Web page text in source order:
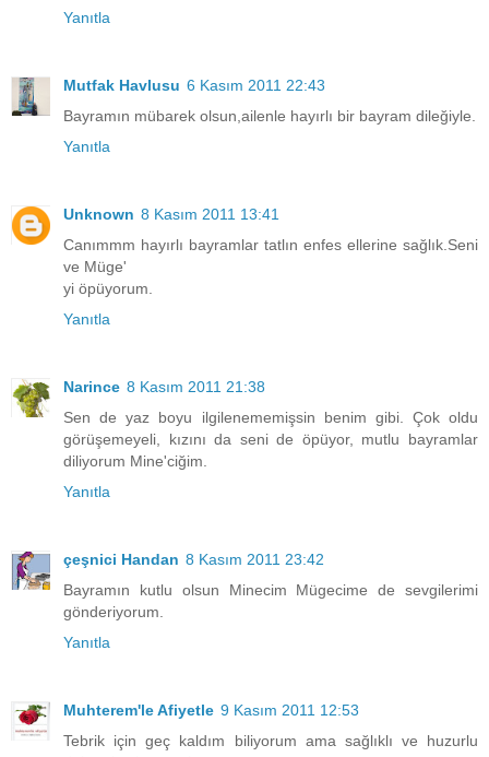
Yanıtla
Mutfak Havlusu 6 Kasım 2011 22:43
Bayramın mübarek olsun,ailenle hayırlı bir bayram dileğiyle.
Yanıtla
Unknown 8 Kasım 2011 13:41
Canımmm hayırlı bayramlar tatlın enfes ellerine sağlık.Seni
ve Müge'
yi öpüyorum.
Yanıtla
Narince 8 Kasım 2011 21:38
Sen de yaz boyu ilgilenememişsin benim gibi. Çok oldu
görüşemeyeli, kızını da seni de öpüyor, mutlu bayramlar
diliyorum Mine'ciğim.
Yanıtla
çeşnici Handan 8 Kasım 2011 23:42
Bayramın kutlu olsun Minecim Mügecime de sevgilerimi
gönderiyorum.
Yanıtla
Muhterem'le Afiyetle 9 Kasım 2011 12:53
Tebrik için geç kaldım biliyorum ama sağlıklı ve huzurlu